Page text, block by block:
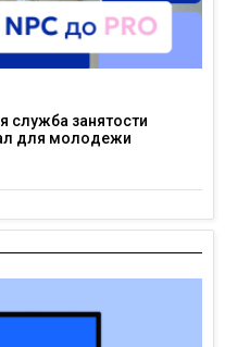
служба занятости
для молодежи